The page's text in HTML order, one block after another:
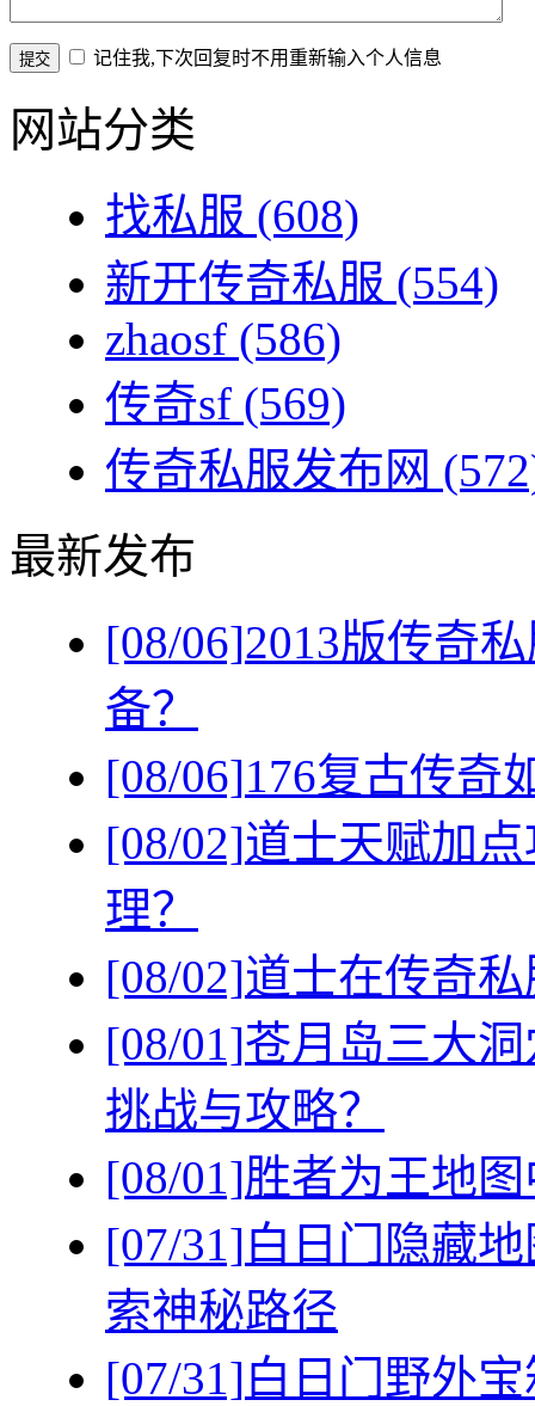
记住我,下次回复时不用重新输入个人信息
网站分类
找私服 (608)
新开传奇私服 (554)
zhaosf (586)
传奇sf (569)
传奇私服发布网
最新发布
[08/06]2013版传奇
备？
[08/06]176复古传奇
[08/02]道士天赋加
理？
[08/02]道士在传奇
[08/01]苍月岛三大
挑战与攻略？
[08/01]胜者为王地
[07/31]白日门隐藏
索神秘路径
[07/31]白日门野外